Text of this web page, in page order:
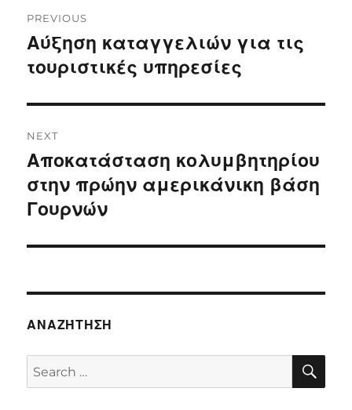
navigation
PREVIOUS
Previous
post:
Αύξηση καταγγελιών για τις
τουριστικές υπηρεσίες
NEXT
Next
post:
Αποκατάσταση κολυμβητηρίου
στην πρώην αμερικάνικη βάση
Γουρνών
ΑΝΑΖΉΤΗΣΗ
Search
for: